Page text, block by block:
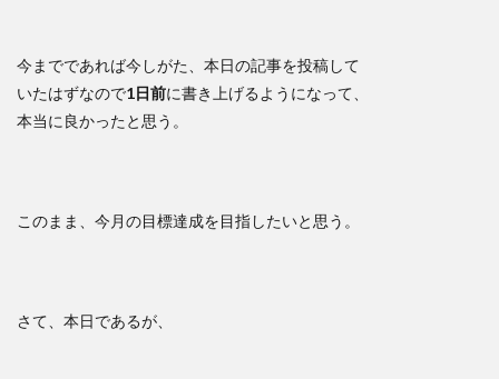
今までであれば今しがた、本日の記事を投稿して
いたはずなので1日前に書き上げるようになって、
本当に良かったと思う。
このまま、今月の目標達成を目指したいと思う。
さて、本日であるが、